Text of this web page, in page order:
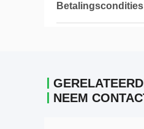
Betalingscondities